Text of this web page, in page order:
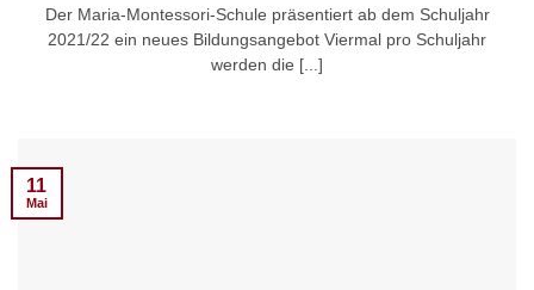
Der Maria-Montessori-Schule präsentiert ab dem Schuljahr
2021/22 ein neues Bildungsangebot Viermal pro Schuljahr
werden die [...]
11
Mai